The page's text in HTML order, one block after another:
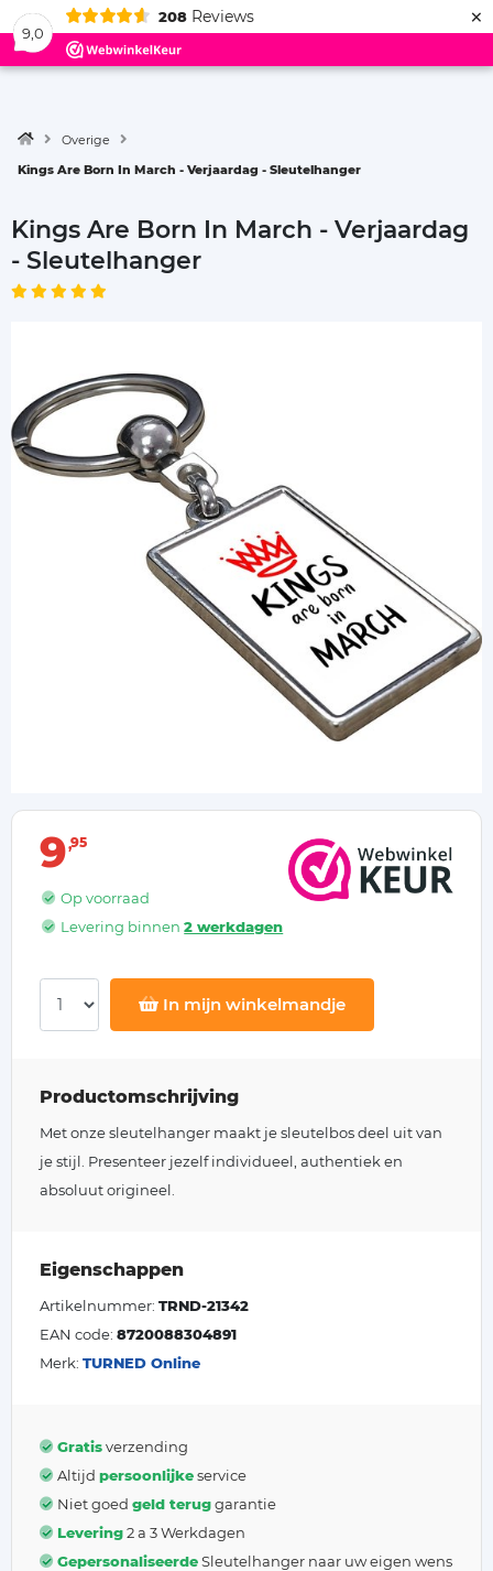
9,0
208 Reviews ×
Menu
Overige
Kings Are Born In March - Verjaardag - Sleutelhanger
Kings Are Born In March - Verjaardag
- Sleutelhanger
9 95
Op voorraad
Levering binnen2 werkdagen
In mijn winkelmandje
Productomschrijving
Met onze sleutelhanger maakt je sleutelbos deel uit van
je stijl. Presenteer jezelf individueel, authentiek en
absoluut origineel.
Eigenschappen
Artikelnummer: TRND-21342
EAN code: 8720088304891
Merk: TURNED Online
Gratisverzending
Altijd persoonlijkeservice
Niet goed geld teruggarantie
Levering2 a 3 Werkdagen
GepersonaliseerdeSleutelhanger naar uw eigen wens